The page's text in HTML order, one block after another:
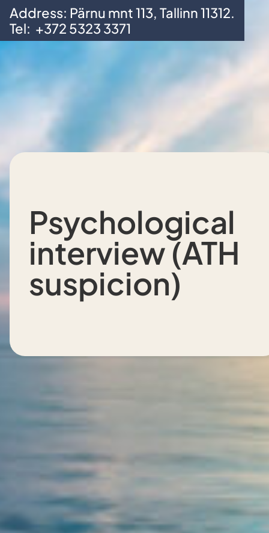
Skip to main contentSkip to footer
Address: Pärnu mnt 113, Tallinn 11312.
Tel: +372 5323 3371
Psychological
interview (ATH
suspicion)